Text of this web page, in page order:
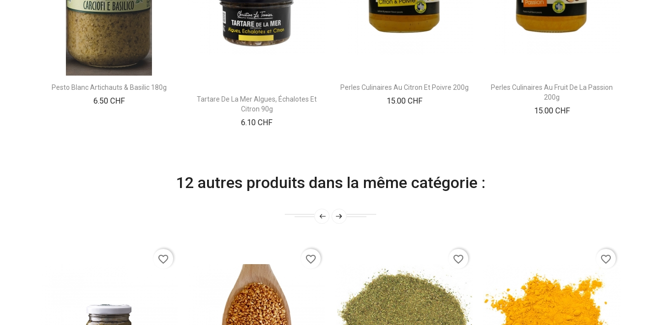
Pesto Blanc Artichauts & Basilic 180g
6.50 CHFPrix
Tartare De La Mer Algues, Échalotes Et
Citron 90g
6.10 CHFPrix
Perles Culinaires Au Citron Et Poivre 200g
15.00 CHFPrix
Perles Culinaires Au Fruit De La Passion
200g
15.00 CHFPrix
12 autres produits dans la même catégorie :
favorite_border favorite_border favorite_border favorite_border